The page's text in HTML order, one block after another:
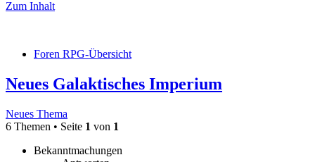
Zum Inhalt
Foren RPG-Übersicht
Neues Galaktisches Imperium
Neues Thema
6 Themen • Seite 1 von 1
Bekanntmachungen